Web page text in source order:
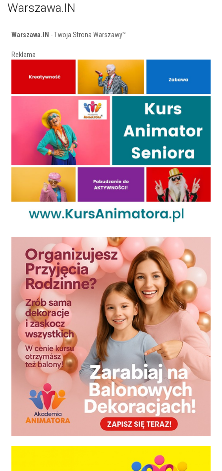
Warszawa.IN
Warszawa.IN - Twoja Strona Warszawy™
Reklama